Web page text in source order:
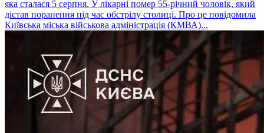
яка сталася 5 серпня. У лікарні помер 55-річний чоловік, який
дістав поранення під час обстрілу столиці. Про це повідомила
Київська міська військова адміністрація (КМВА)...